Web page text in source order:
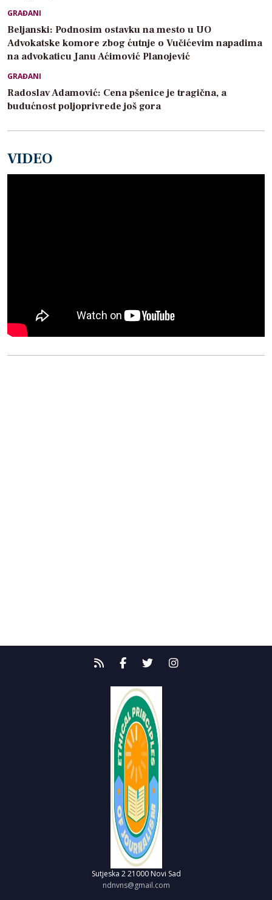
GRAĐANI
Beljanski: Podnosim ostavku na mesto u UO
Advokatske komore zbog ćutnje o Vučićevim napadima
na advokaticu Janu Aćimović Planojević
GRAĐANI
Radoslav Adamović: Cena pšenice je tragična, a
budućnost poljoprivrede još gora
VIDEO
Sutjeska 2 21000 Novi Sad
ndnvns@gmail.com